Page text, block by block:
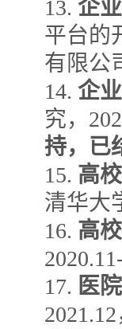
13. 企
平台的
有限公
14. 企
究，
持，已
15. 高
清华大
16. 高
17. 医